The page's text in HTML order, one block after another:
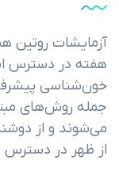
هفته در دسترس
خون‌شناسی
جمله روش‌های
از ظهر در دسترس